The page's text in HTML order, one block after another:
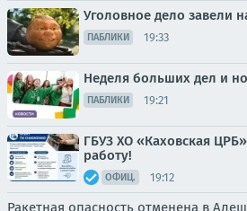
Уголовное дело завели
ПАБЛИКИ 19:33
Неделя больших дел и
ПАБЛИКИ 19:21
ГБУЗ ХО «Каховская
работу!
ОФИЦ. 19:12